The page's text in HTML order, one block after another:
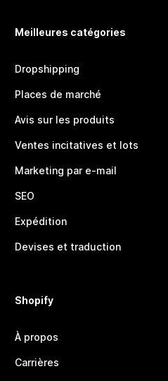
Meilleures catégories
Dropshipping
Places de marché
Avis sur les produits
Ventes incitatives et lots
Marketing par e-mail
SEO
Expédition
Devises et traduction
Shopify
À propos
Carrières